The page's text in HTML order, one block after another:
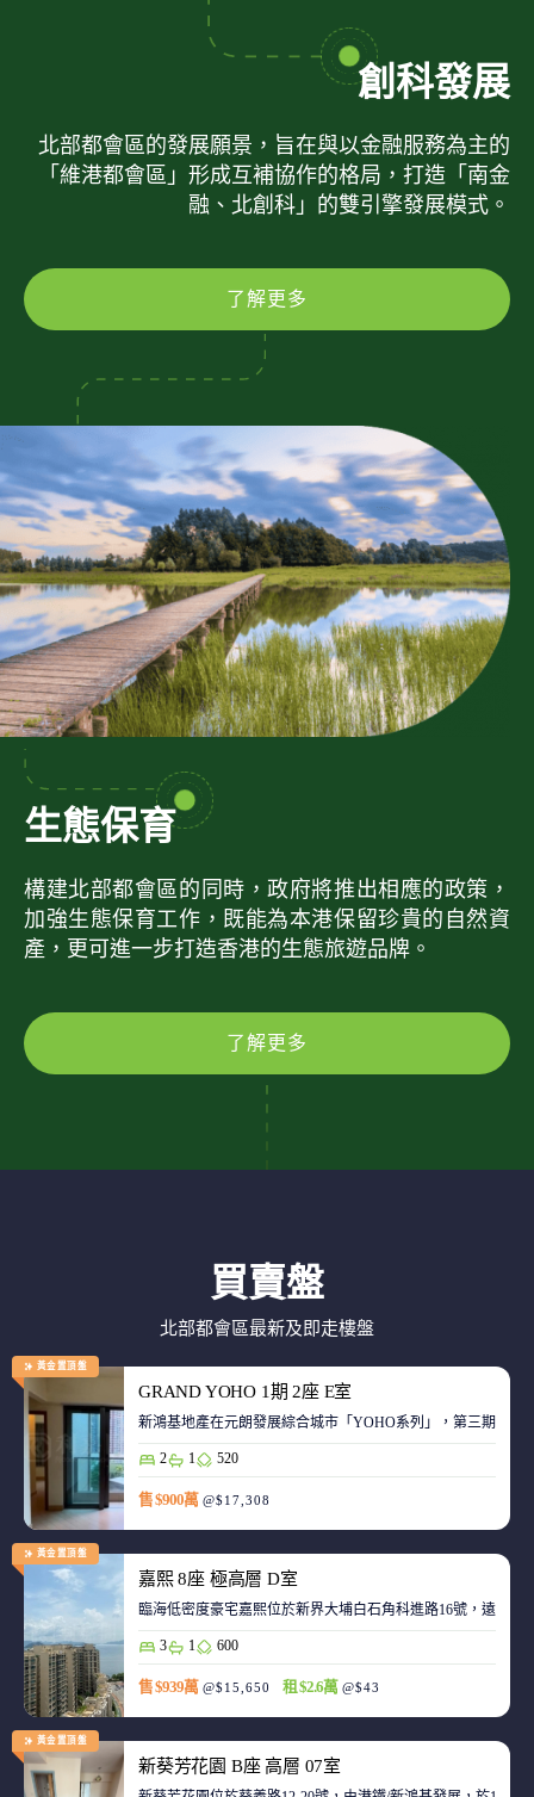
創科發展
北部都會區的發展願景，旨在與以金融服務為主的
「維港都會區」形成互補協作的格局，打造「南金
融、北創科」的雙引擎發展模式。
了解更多
生態保育
構建北部都會區的同時，政府將推出相應的政策，
加強生態保育工作，既能為本港保留珍貴的自然資
產，更可進一步打造香港的生態旅遊品牌。
了解更多
買賣盤
北部都會區最新及即走樓盤
黃金置頂盤
GRAND YOHO 1期 2座 E室
2 1 520
售 $900萬 @$17,308
黃金置頂盤
嘉熙 8座 極高層 D室
臨海低密度豪宅嘉熙位於新界大埔白石角科進路16號，遠離
3 1 600
售 $939萬 @$15,650 租 $2.6萬 @$43
黃金置頂盤
新葵芳花園 B座 高層 07室